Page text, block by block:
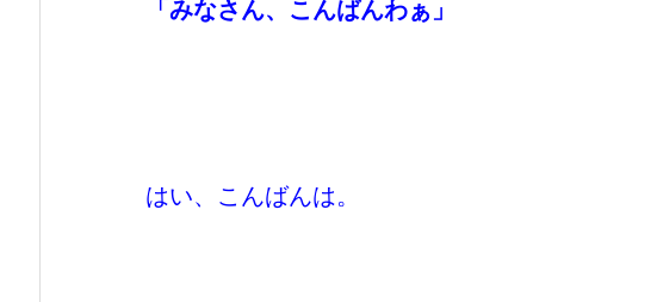
「みなさん、こんばんわぁ」
はい、こんばんは。